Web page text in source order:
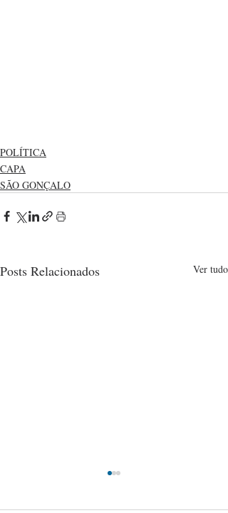
POLÍTICA
CAPA
SÃO GONÇALO
Posts Relacionados Ver tudo